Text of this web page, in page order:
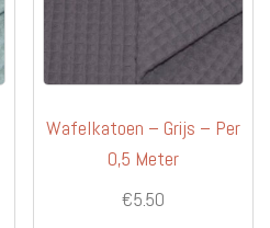
Wafelkatoen – Grijs – Per
0,5 Meter
€5.50